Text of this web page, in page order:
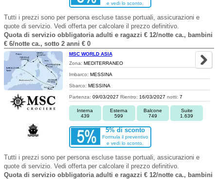
e vedi lo sconto.
Tutti i prezzi sono per persona escluse tasse portuali, assicurazioni e
quote di servizio. Vedi offerta per calcolare il prezzo definitivo.
Quota di servizio obbligatoria adulti e ragazzi € 12/notte ca., bambini
€ 6/notte ca., sotto 2 anni € 0
MSC WORLD ASIA
Zona: MEDITERRANEO
Imbarco: MESSINA
Sbarco: MESSINA
Partenza: 09/03/2027 Rientro: 16/03/2027 notti: 7
Interna
439
Esterna
599
Balcone
749
Suite
1.639
5% di sconto
Formula il preventivo
e vedi lo sconto.
Tutti i prezzi sono per persona escluse tasse portuali, assicurazioni e
quote di servizio. Vedi offerta per calcolare il prezzo definitivo.
Quota di servizio obbligatoria adulti e ragazzi € 12/notte ca., bambini